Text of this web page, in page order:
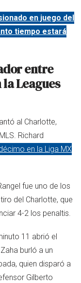
en juego del
tiempo estará
entre
la Leagues
al Charlotte,
Richard
en la Liga MX
fue uno de los
del Charlotte, que
4-2 los penaltis.
11 abrió el
burló a un
quien disparó a
Gilberto